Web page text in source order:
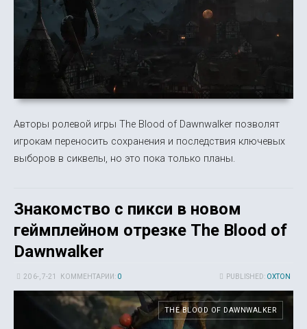
Авторы ролевой игры The Blood of Dawnwalker позволят
игрокам переносить сохранения и последствия ключевых
выборов в сиквелы, но это пока только планы.
Знакомство с пикси в новом
геймплейном отрезке The Blood of
Dawnwalker
PUBLISHED: OXTON
20 6-, 7-21 КОММЕНТАРИИ: 0
THE BLOOD OF DAWNWALKER